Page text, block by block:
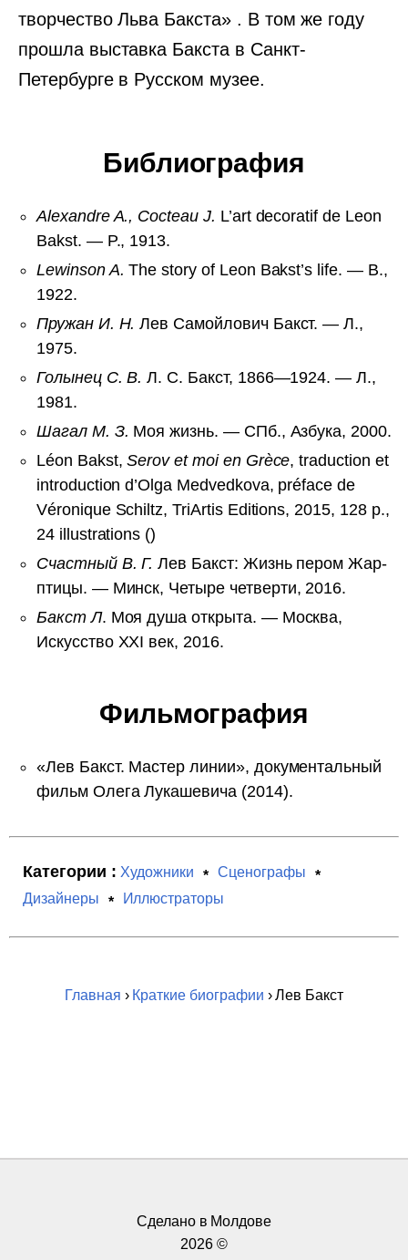
творчество Льва Бакста» . В том же году
прошла выставка Бакста в Санкт-
Петербурге в Русском музее.
Библиография
Alexandre A., Cocteau J. L’art decoratif de Leon
Bakst. — P., 1913.
Lewinson A. The story of Leon Bakst’s life. — B.,
1922.
Пружан И. Н. Лев Самойлович Бакст. — Л.,
1975.
Голынец С. В. Л. С. Бакст, 1866—1924. — Л.,
1981.
Шагал М. З. Моя жизнь. — СПб., Азбука, 2000.
Léon Bakst,Serov et moi en Grèce, traduction et
introduction d’Olga Medvedkova, préface de
Véronique Schiltz, TriArtis Editions, 2015, 128 p.,
24 illustrations ()
Счастный В. Г. Лев Бакст: Жизнь пером Жар-
птицы. — Минск, Четыре четверти, 2016.
Бакст Л. Моя душа открыта. — Москва,
Искусство XXI век, 2016.
Фильмография
«Лев Бакст. Мастер линии», документальный
фильм Олега Лукашевича (2014).
Категории : Художники
Сценографы
Дизайнеры
Иллюстраторы
Главная › Краткие биографии › Лев Бакст
Сделано в Молдове
2026 ©